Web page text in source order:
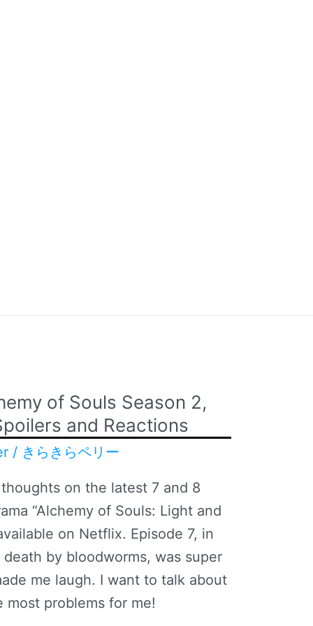
of Souls Season 2,
and Reactions
/ きらきらペリー
on the latest 7 and 8
“Alchemy of Souls: Light and
on Netflix. Episode 7, in
by bloodworms, was super
me laugh. I want to talk about
problems for me!